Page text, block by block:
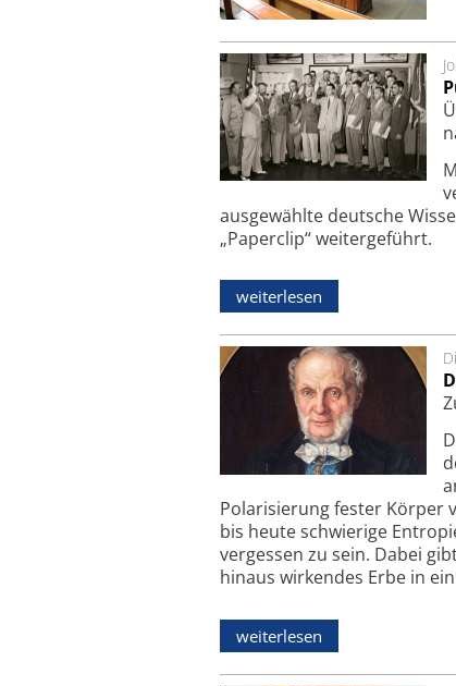
ausgewählte deutsche
„Paperclip“ weitergeführt.
weiterlesen
Polarisierung fester Körper
bis heute schwierige
vergessen zu sein. Dabei
hinaus wirkendes Erbe in
weiterlesen